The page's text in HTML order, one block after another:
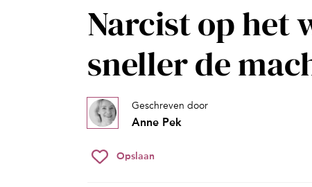
Narcist op het
sneller de
Geschreven door
Anne Pek
Opslaan